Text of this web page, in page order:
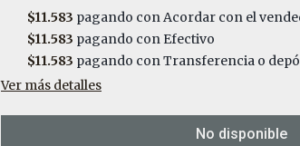
$11.583 pagando con Acordar con el
$11.583 pagando con Efectivo
$11.583 pagando con Transferencia o
Ver más detalles
No disponible